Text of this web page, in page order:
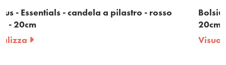
- rosso
Bolsius - Essentials - candela a pilastro